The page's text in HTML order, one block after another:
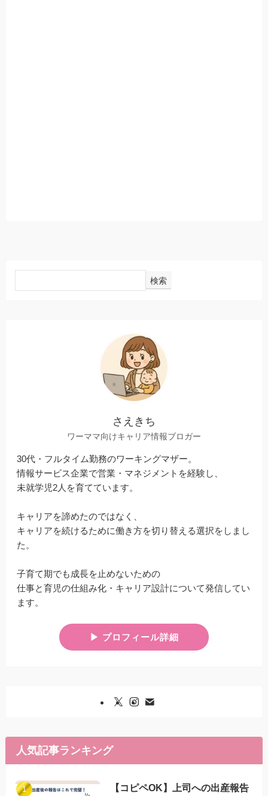
検索
さえきち
ワーママ向けキャリア情報ブロガー
30代・フルタイム勤務のワーキングマザー。
情報サービス企業で営業・マネジメントを経験し、
未就学児2人を育てています。
キャリアを諦めたのではなく、
キャリアを続けるために働き方を切り替える選択をしまし
た。
子育て期でも成長を止めないための
仕事と育児の仕組み化・キャリア設計について発信してい
ます。
▶︎ プロフィール詳細
人気記事ランキング
【コピペOK】上司への出産報告